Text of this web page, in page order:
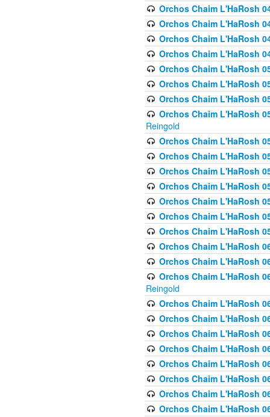
Orchos Chaim L'HaRosh
Orchos Chaim L'HaRosh
Orchos Chaim L'HaRosh
Orchos Chaim L'HaRosh
Orchos Chaim L'HaRosh
Orchos Chaim L'HaRosh
Orchos Chaim L'HaRosh
Orchos Chaim L'HaRosh
Reingold
Orchos Chaim L'HaRosh
Orchos Chaim L'HaRosh
Orchos Chaim L'HaRosh
Orchos Chaim L'HaRosh
Orchos Chaim L'HaRosh
Orchos Chaim L'HaRosh
Orchos Chaim L'HaRosh
Orchos Chaim L'HaRosh
Orchos Chaim L'HaRosh
Orchos Chaim L'HaRosh
Reingold
Orchos Chaim L'HaRosh
Orchos Chaim L'HaRosh
Orchos Chaim L'HaRosh
Orchos Chaim L'HaRosh
Orchos Chaim L'HaRosh
Orchos Chaim L'HaRosh
Orchos Chaim L'HaRosh
Orchos Chaim L'HaRosh